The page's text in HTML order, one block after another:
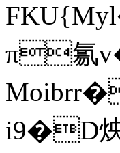
π氱
i9�D炴